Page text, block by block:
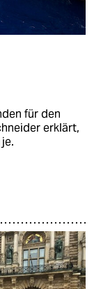
für den
erklärt,